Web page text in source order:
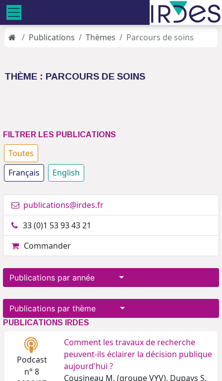
Publications Thèmes Parcours de soins
THÈME : PARCOURS DE SOINS
FILTRER LES PUBLICATIONS
Toutes
Français
English
publications@irdes.fr
33 (0)1 53 93 43 21
Commander
Publications par année
Publications par thème
PUBLICATIONS IRDES
Podcast
n° 8
Comment les travaux de recherche
peuvent-ils éclairer la décision publique
aujourd'hui ?
Cousineau M. (groupe VYV), Dupays S.